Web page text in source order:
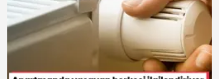
25.01.2024 Ekonomi